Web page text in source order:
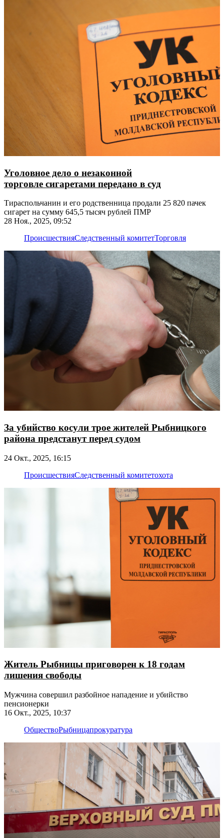
Уголовное дело о незаконной
торговле сигаретами передано в суд
Тираспольчанин и его родственница продали 25 820 пачек
сигарет на сумму 645,5 тысяч рублей ПМР
28 Ноя., 2025, 09:52
ПроисшествияСледственный комитетТорговля
За убийство косули трое жителей Рыбницкого
района предстанут перед судом
24 Окт., 2025, 16:15
ПроисшествияСледственный комитетохота
Житель Рыбницы приговорен к 18 годам
лишения свободы
Мужчина совершил разбойное нападение и убийство
пенсионерки
16 Окт., 2025, 10:37
ОбществоРыбницапрокуратура